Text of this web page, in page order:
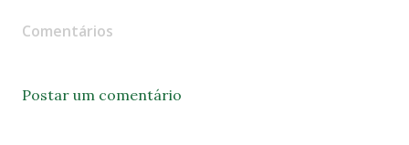
Comentários
Postar um comentário